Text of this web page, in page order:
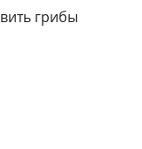
грибы